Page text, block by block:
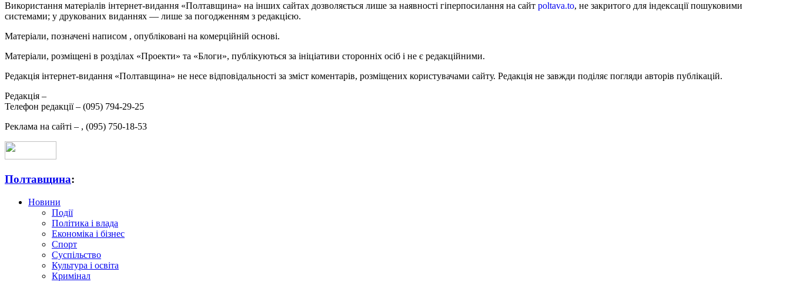
Використання матеріалів інтернет-видання «Полтавщина» на інших сайтах дозволяється лише за наявності гіперпосилання на сайт poltava.to, не закритого для індексації пошуковими
системами; у друкованих виданнях — лише за погодженням з редакцією.
Матеріали, позначені написом , опубліковані на комерційній основі.
Матеріали, розміщені в розділах «Проекти» та «Блоги», публікуються за ініціативи сторонніх осіб і не є редакційними.
Редакція інтернет-видання «Полтавщина» не несе відповідальності за зміст коментарів, розміщених користувачами сайту. Редакція не завжди поділяє погляди авторів публікацій.
Редакція –
Телефон редакції – (095) 794-29-25
Реклама на сайті – , (095) 750-18-53
Полтавщина:
Новини
Події
Політика і влада
Економіка і бізнес
Спорт
Суспільство
Культура і освіта
Кримінал